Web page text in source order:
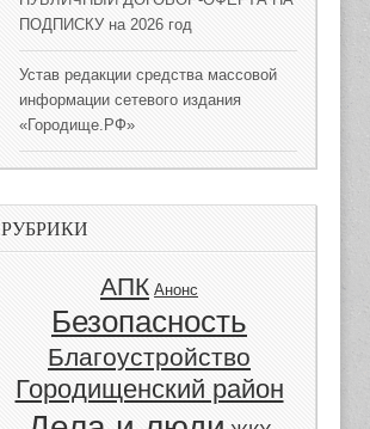
ПОДПИСКУ на 2026 год
Устав редакции средства массовой
информации сетевого издания
«Городище.РФ»
РУБРИКИ
АПК Анонс
Безопасность
Благоустройство
Городищенский район